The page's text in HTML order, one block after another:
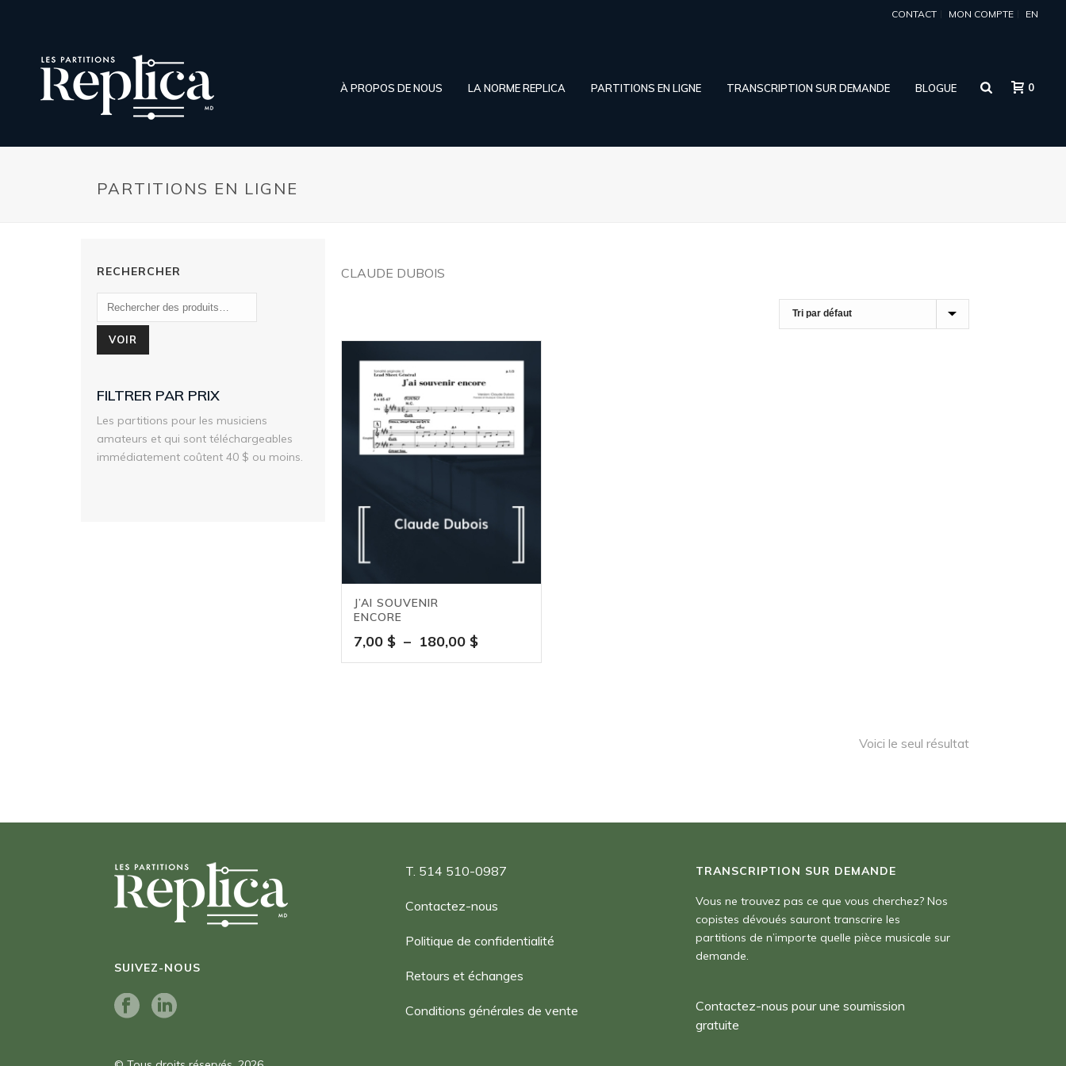
CONTACT MON COMPTE EN
À PROPOS DE NOUS LA NORME REPLICA PARTITIONS EN LIGNE TRANSCRIPTION SUR DEMANDE BLOGUE 0
PARTITIONS EN LIGNE
CLAUDE DUBOIS
J’AI SOUVENIR
ENCORE
7,00 $ – 180,00 $Plage
de
Voici le seul résultat
RECHERCHER
VOIR
FILTRER PAR PRIX
Les partitions pour les musiciens
amateurs et qui sont téléchargeables
immédiatement coûtent 40 $ ou moins.
SUIVEZ-NOUS
T. 514 510-0987
Contactez-nous
Politique de confidentialité
Retours et échanges
Conditions générales de vente
TRANSCRIPTION SUR DEMANDE
Vous ne trouvez pas ce que vous cherchez? Nos
copistes dévoués sauront transcrire les
partitions de n’importe quelle pièce musicale sur
demande.
Contactez-nous pour une soumission
gratuite